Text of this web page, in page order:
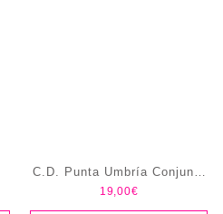
C.D. Punta Umbría Conjunto
Paseo
19,00€